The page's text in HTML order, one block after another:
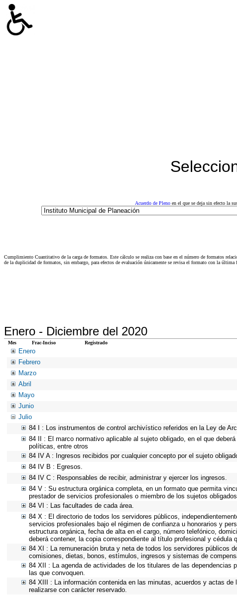
Acuerdo de Pleno en el que se deja sin efecto la
Cumplimiento Cuantitativo de la carga de formatos. Este cálculo se realiza con base en el número de formatos
de la duplicidad de formatos, sin embargo, para efectos de evaluación únicamente se revisa el formato con la
Enero - Diciembre del 2020
Mes Frac-Inciso Registrado
Enero
Febrero
Marzo
Abril
Mayo
Junio
Julio
84 I : Los instrumentos de control archivístico referidos en la Ley de
84 II : El marco normativo aplicable al sujeto obligado, en el que
políticas, entre otros
84 IV A : Ingresos recibidos por cualquier concepto por el sujeto
84 IV B : Egresos.
84 IV C : Responsables de recibir, administrar y ejercer los ingresos.
84 V : Su estructura orgánica completa, en un formato que permita
prestador de servicios profesionales o miembro de los sujetos
84 VI : Las facultades de cada área.
84 X : El directorio de todos los servidores públicos,
servicios profesionales bajo el régimen de confianza u honorarios y
estructura orgánica, fecha de alta en el cargo, número telefónico,
deberá contener, la copia correspondiente al título profesional y cédula
84 XI : La remuneración bruta y neta de todos los servidores públicos
comisiones, dietas, bonos, estímulos, ingresos y sistemas de
84 XII : La agenda de actividades de los titulares de las
las que convoquen.
84 XIII : La información contenida en las minutas, acuerdos y actas
realizarse con carácter reservado.